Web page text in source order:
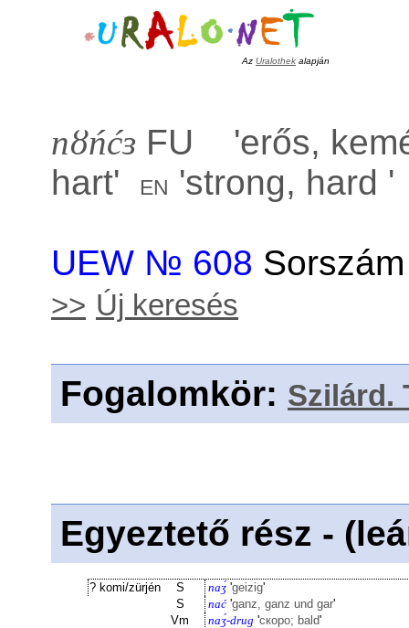
Az Uralothek alapján
nȣńćɜ FU 'erős,
hart' en 'strong, hard '
UEW № 608
>> Új keresés
Fogalomkör: Szilárd.
Egyeztető rész -
? komi/zürjén S naʒ́ 'geizig'
S
nać 'ganz, ganz und gar'
Vm
naʒ́-drug 'скоро; bald'